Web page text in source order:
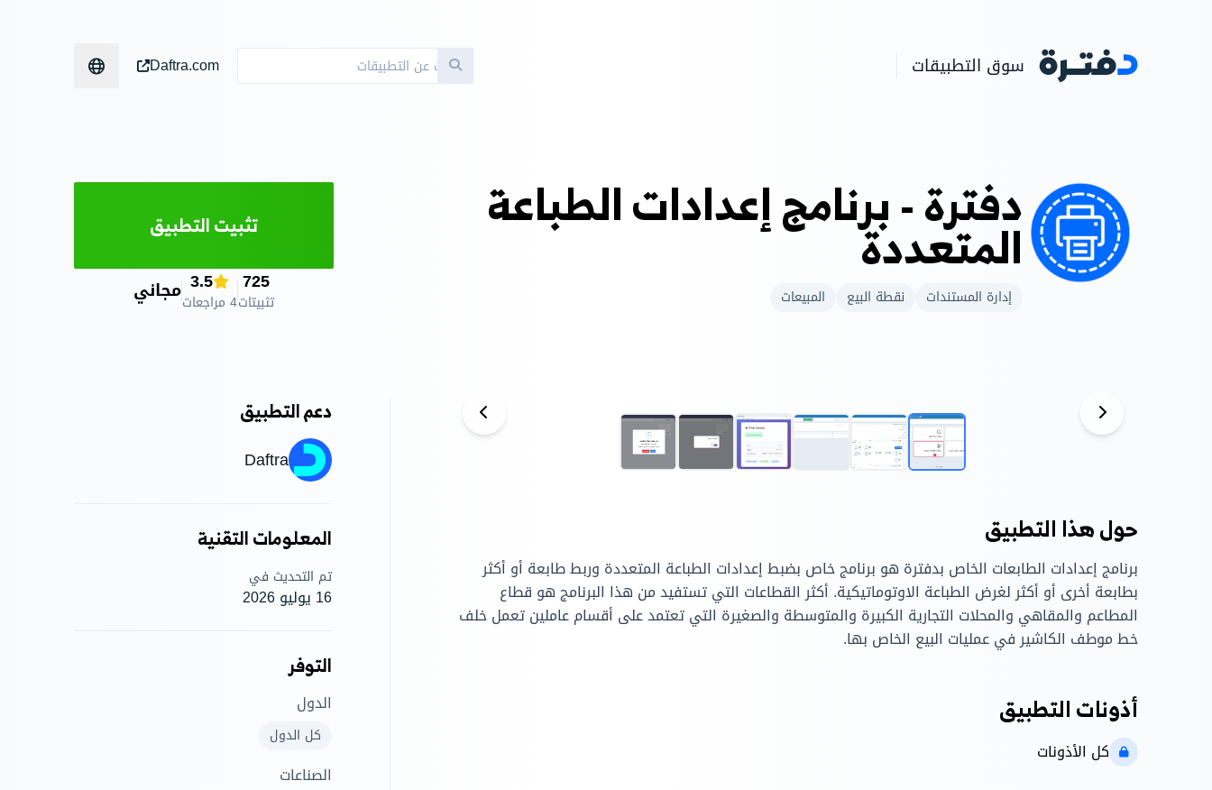
سوق التطبيقات Search
Daftra.com
دفترة - برنامج إعدادات الطباعة
المتعددة
إدارة المستندات نقطة البيع المبيعات
تثبيت التطبيق
725
تثبيتات
3.5
4 مراجعات مجاني
حول هذا التطبيق
برنامج إعدادات الطابعات الخاص بدفترة هو برنامج خاص بضبط إعدادات الطباعة المتعددة وربط طابعة أو أكثر
بطابعة أخرى أو أكثر لغرض الطباعة الاوتوماتيكية. أكثر القطاعات التي تستفيد من هذا البرنامج هو قطاع
المطاعم والمقاهي والمحلات التجارية الكبيرة والمتوسطة والصغيرة التي تعتمد على أقسام عاملين تعمل خلف
خط موطف الكاشير في عمليات البيع الخاص بها.
أذونات التطبيق
كل الأذونات
دعم التطبيق
Daftra
المعلومات التقنية
تم التحديث في
16 يوليو 2026
التوفر
الدول
كل الدول
الصناعات